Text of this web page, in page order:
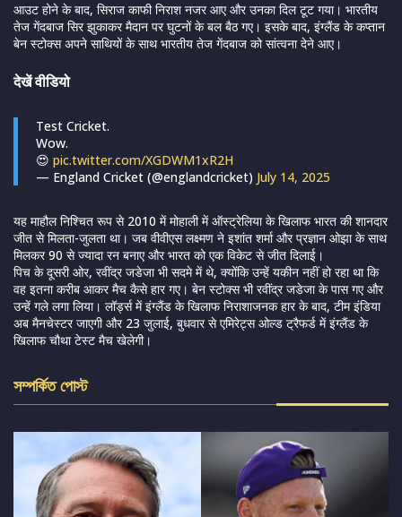
आउट होने के बाद, सिराज काफी निराश नजर आए और उनका दिल टूट गया। भारतीय
तेज गेंदबाज सिर झुकाकर मैदान पर घुटनों के बल बैठ गए। इसके बाद, इंग्लैंड के कप्तान
बेन स्टोक्स अपने साथियों के साथ भारतीय तेज गेंदबाज को सांत्वना देने आए।
देखें वीडियो
Test Cricket.
Wow.
😍 pic.twitter.com/XGDWM1xR2H
— England Cricket (@englandcricket) July 14, 2025
यह माहौल निश्चित रूप से 2010 में मोहाली में ऑस्ट्रेलिया के खिलाफ भारत की शानदार
जीत से मिलता-जुलता था। जब वीवीएस लक्ष्मण ने इशांत शर्मा और प्रज्ञान ओझा के साथ
मिलकर 90 से ज्यादा रन बनाए और भारत को एक विकेट से जीत दिलाई।
पिच के दूसरी ओर, रवींद्र जडेजा भी सदमे में थे, क्योंकि उन्हें यकीन नहीं हो रहा था कि
वह इतना करीब आकर मैच कैसे हार गए। बेन स्टोक्स भी रवींद्र जडेजा के पास गए और
उन्हें गले लगा लिया। लॉर्ड्स में इंग्लैंड के खिलाफ निराशाजनक हार के बाद, टीम इंडिया
अब मैनचेस्टर जाएगी और 23 जुलाई, बुधवार से एमिरेट्स ओल्ड ट्रैफर्ड में इंग्लैंड के
खिलाफ चौथा टेस्ट मैच खेलेगी।
সম্পর্কিত পোস্ট